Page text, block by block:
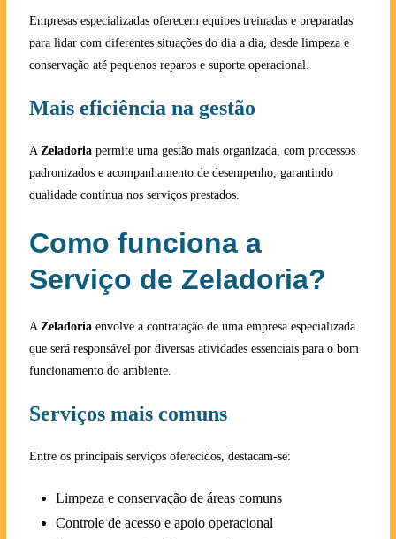
Empresas especializadas oferecem equipes treinadas e preparadas
para lidar com diferentes situações do dia a dia, desde limpeza e
conservação até pequenos reparos e suporte operacional.
Mais eficiência na gestão
A Zeladoria permite uma gestão mais organizada, com processos
padronizados e acompanhamento de desempenho, garantindo
qualidade contínua nos serviços prestados.
Como funciona a
Serviço de Zeladoria?
A Zeladoria envolve a contratação de uma empresa especializada
que será responsável por diversas atividades essenciais para o bom
funcionamento do ambiente.
Serviços mais comuns
Entre os principais serviços oferecidos, destacam-se:
Limpeza e conservação de áreas comuns
Controle de acesso e apoio operacional